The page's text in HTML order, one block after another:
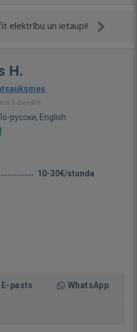
elektrību un ietaupi!
H.
3 dienām
русски, English
10-30€/stunda
E-pasts WhatsApp